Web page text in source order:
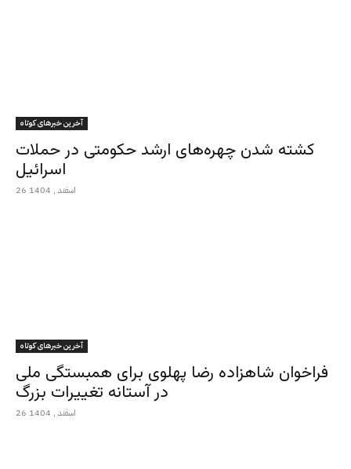
آخرین خبرهای کوتاه
کشته شدن چهره‌های ارشد حکومتی در حملات
اسرائیل
26 اسفند , 1404
آخرین خبرهای کوتاه
فراخوان شاهزاده رضا پهلوی برای همبستگی ملی
در آستانه تغییرات بزرگ
26 اسفند , 1404